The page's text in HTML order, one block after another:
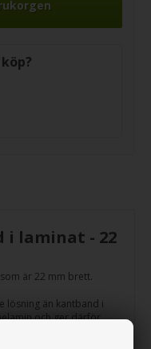
i laminat - 22
är 22 mm brett.
lösning än kantband i
och ger därför